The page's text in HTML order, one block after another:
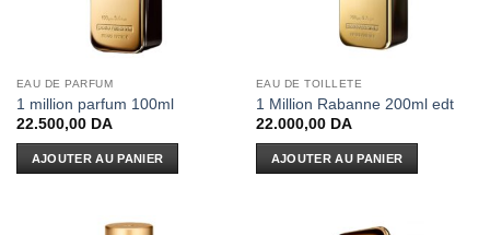
EAU DE PARFUM
1 million parfum 100ml
22.500,00 DA
AJOUTER AU PANIER
EAU DE TOILLETE
1 Million Rabanne 200ml edt
22.000,00 DA
AJOUTER AU PANIER